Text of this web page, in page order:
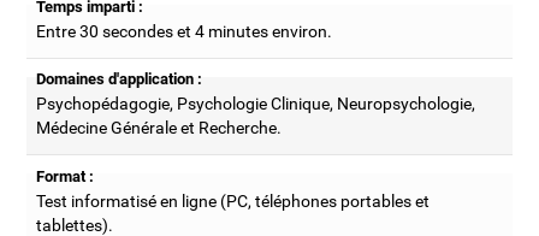
Temps imparti :
Entre 30 secondes et 4 minutes environ.
Domaines d'application :
Psychopédagogie, Psychologie Clinique, Neuropsychologie,
Médecine Générale et Recherche.
Format :
Test informatisé en ligne (PC, téléphones portables et
tablettes).